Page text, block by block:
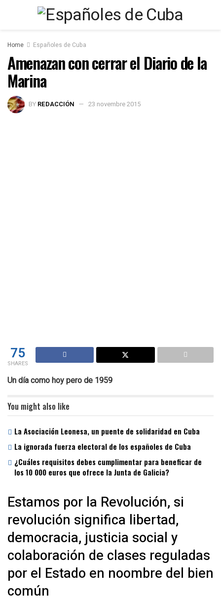
Home Españoles de Cuba
Amenazan con cerrar el Diario de la
Marina
BY REDACCIÓN 23 novembre 2015
75
SHARES
Un día como hoy pero de 1959
You might also like
La Asociación Leonesa, un puente de solidaridad en Cuba
La ignorada fuerza electoral de los españoles de Cuba
¿Cuáles requisitos debes cumplimentar para beneficar de
los 10 000 euros que ofrece la Junta de Galicia?
Estamos por la Revolución, si
revolución significa libertad,
democracia, justicia social y
colaboración de clases reguladas
por el Estado en noombre del bien
común